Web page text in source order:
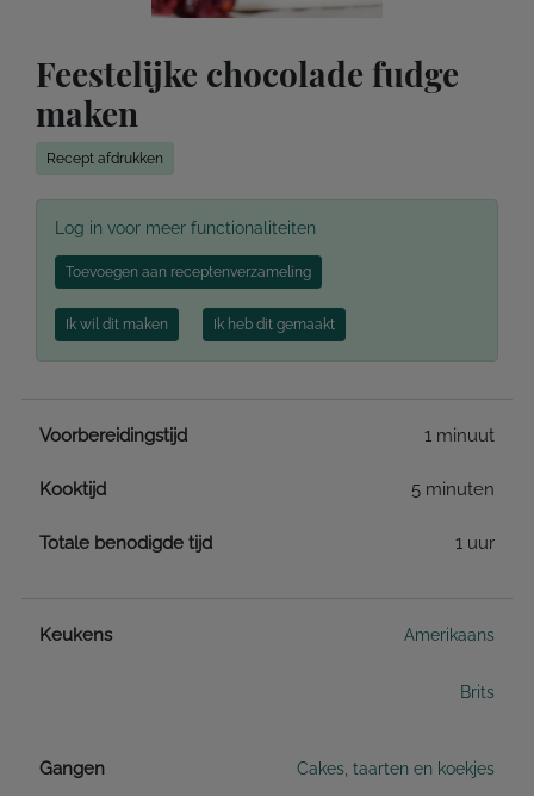
Feestelijke chocolade fudge
maken
Recept afdrukken
Log in voor meer functionaliteiten
Toevoegen aan receptenverzameling
Ik wil dit maken Ik heb dit gemaakt
Voorbereidingstijd 1 minuut
Kooktijd 5 minuten
Totale benodigde tijd 1 uur
Keukens Amerikaans
Brits
Gangen Cakes, taarten en koekjes